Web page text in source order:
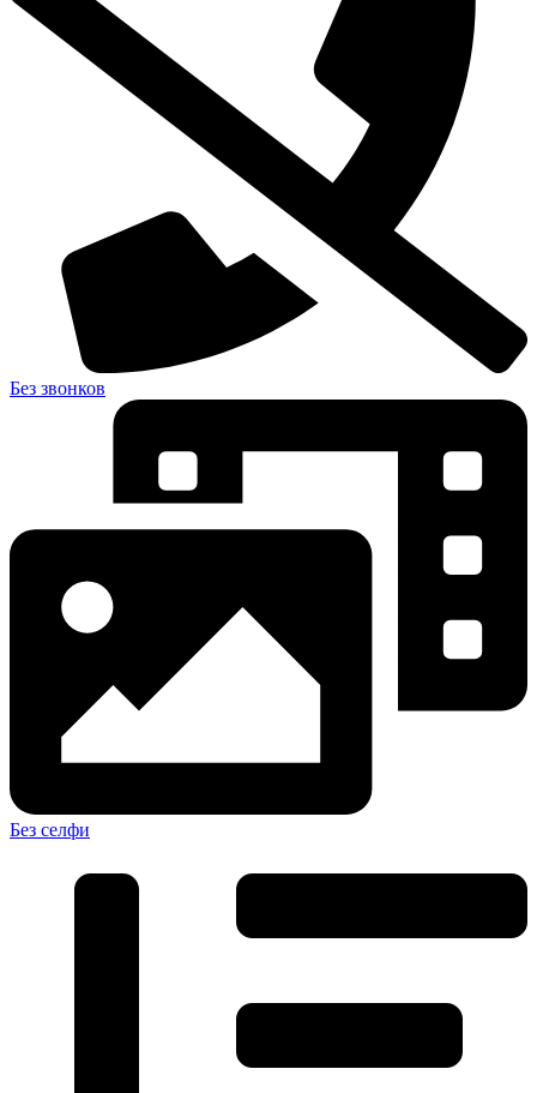
Без звонков
Без селфи